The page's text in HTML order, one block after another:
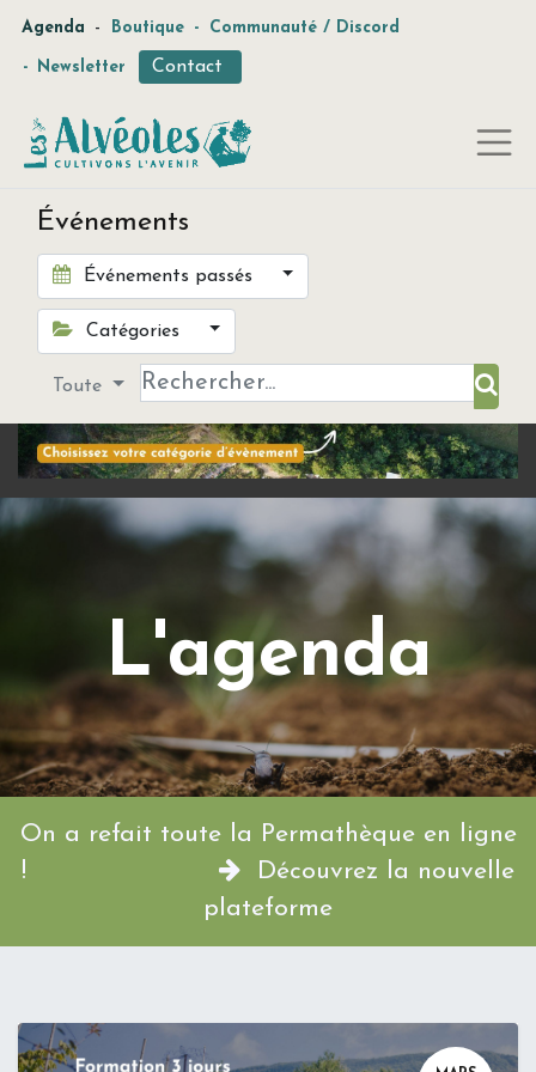
Agenda - Boutique - Communauté / Discord
- Newsletter Contact
Événements
Événements passés
Catégories
Toute
L'agenda
On a refait toute la Permathèque en ligne
!
Découvrez la nouvelle
plateforme